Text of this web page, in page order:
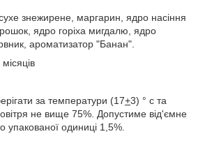
знежирене, маргарин, ядро насіння
ядро горіха мигдалю, ядро
ароматизатор "Банан".
за температури (17+3) ° с та
не вище 75%. Допустиме від'ємне
упакованої одиниці 1,5%.